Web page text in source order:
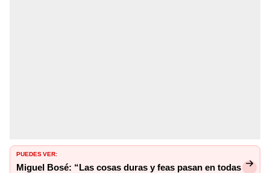
PUEDES VER:
Miguel Bosé: “Las cosas duras y feas pasan en todas